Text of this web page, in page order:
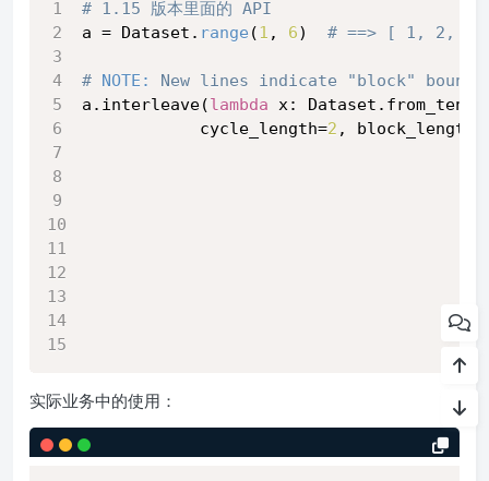
# 1.15 版本里面的 API
a = Dataset. range (1 , 6) # ==> [ 1, 2,
# NOTE:
New lines indicate "block"
a.interleave(lambda x:
            cycle_length=
2 , block_length=
实际业务中的使用：